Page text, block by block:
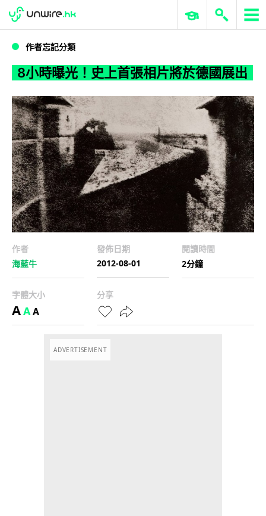
8小時曝光！史上首張相片將於德國展出
WWDC 2026 ERP 與商業 AI
作者忘記分類
8小時曝光！史上首張相片將於德國展出
作者
海藍牛
發佈日期
2012-08-01
閱讀時間
2分鐘
字體大小
AAA
分享
ADVERTISEMENT